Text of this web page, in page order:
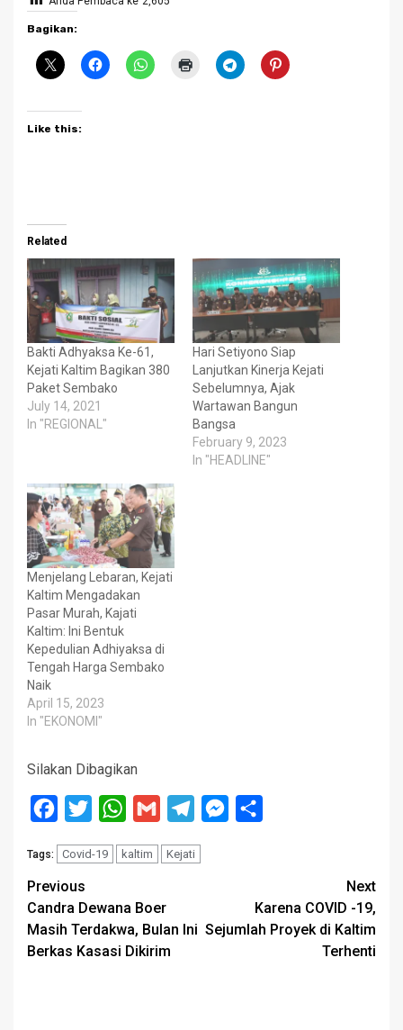
Bagikan:
Like this:
Related
Bakti Adhyaksa Ke-61,
Kejati Kaltim Bagikan 380
Paket Sembako
July 14, 2021
In "REGIONAL"
Hari Setiyono Siap
Lanjutkan Kinerja Kejati
Sebelumnya, Ajak
Wartawan Bangun
Bangsa
February 9, 2023
In "HEADLINE"
Menjelang Lebaran, Kejati
Kaltim Mengadakan
Pasar Murah, Kajati
Kaltim: Ini Bentuk
Kepedulian Adhiyaksa di
Tengah Harga Sembako
Naik
April 15, 2023
In "EKONOMI"
Silakan Dibagikan
Facebook
Twitter WhatsApp
Gmail TelegramMessenger
Tags: Covid-19 kaltim Kejati
Post
navigation
Previous
Candra Dewana Boer
Masih Terdakwa, Bulan Ini
Berkas Kasasi Dikirim
Next
Karena COVID -19,
Sejumlah Proyek di Kaltim
Terhenti